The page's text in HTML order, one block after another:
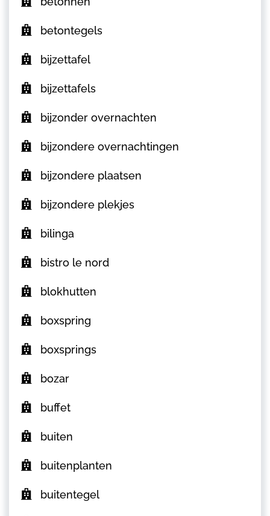
betontegels
bijzettafel
bijzettafels
bijzonder overnachten
bijzondere overnachtingen
bijzondere plaatsen
bijzondere plekjes
bilinga
bistro le nord
blokhutten
boxspring
boxsprings
bozar
buffet
buiten
buitenplanten
buitentegel